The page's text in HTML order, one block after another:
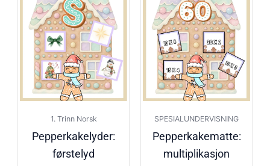
1. Trinn Norsk
Pepperkakelyder:
førstelyd
SPESIALUNDERVISNING
Pepperkakematte:
multiplikasjon